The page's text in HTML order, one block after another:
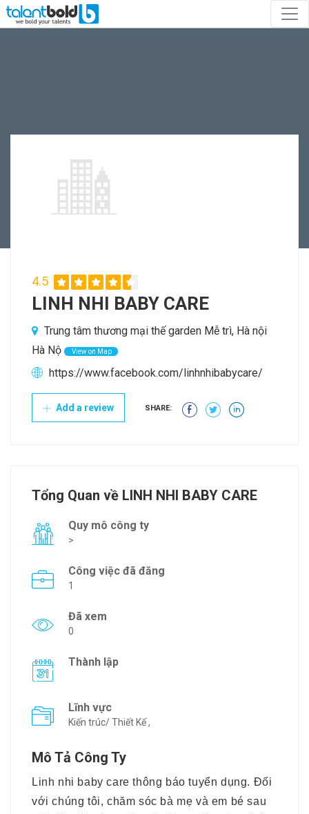
4.5
LINH NHI BABY CARE
Trung tâm thương mại thế garden Mễ trì, Hà nội
Hà Nộ
View on Map
https://www.facebook.com/linhnhibabycare/
Add a review SHARE:
Tổng Quan về LINH NHI BABY CARE
Quy mô công ty
>
Công việc đã đăng
1
Đã xem
0
Thành lập
Lĩnh vực
Kiến trúc/ Thiết Kế ,
Mô Tả Công Ty
Linh nhi baby care thông báo tuyển dụng. Đối
với chúng tôi, chăm sóc bà mẹ và em bé sau